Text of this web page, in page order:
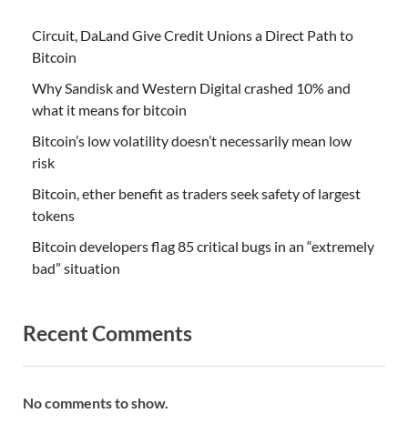
Circuit, DaLand Give Credit Unions a Direct Path to
Bitcoin
Why Sandisk and Western Digital crashed 10% and
what it means for bitcoin
Bitcoin’s low volatility doesn’t necessarily mean low
risk
Bitcoin, ether benefit as traders seek safety of largest
tokens
Bitcoin developers flag 85 critical bugs in an “extremely
bad” situation
Recent Comments
No comments to show.